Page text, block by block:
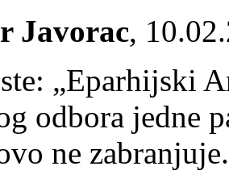
Javorac,
„Eparhijski
odbora jedne
ne